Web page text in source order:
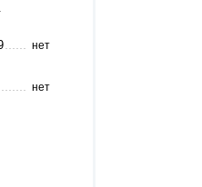
нет
нет